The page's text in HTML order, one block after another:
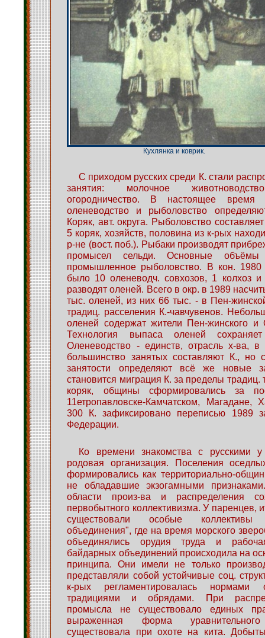
Кухлянка и коврик.
С приходом русских среди К. стали
занятия: молочное
огородничество. В настоящее время
оленеводство и рыболовство
Коряк, авт. округа. Рыболовство
5 коряк, хозяйств, половина из к-рых
р-не (вост. поб.). Рыбаки производят
промысел сельди. Основные
промышленное рыболовство. В кон. 1980
было 10 оленеводч. совхозов, 1 колхоз и
разводят оленей. Всего в окр. в 1989
тыс. оленей, из них 66 тыс. - в Пен-
традиц. расселения К.-чавчувенов.
оленей содержат жители Пен-жинского и
Технология выпаса оленей
Оленеводство - единств, отрасль х-ва, в
большинство занятых составляют К., но
занятости определяют всё же новые
становится миграция К. за пределы традиц.
коряк, общины сформировались за
11етропавловске-Камчатском, Магадане,
300 К. зафиксировано переписью 1989
Федерации.
Ко времени знакомства с русскими у
родовая организация. Поселения
формировались как территориально-
не обладавшие экзогамными
области произ-ва и распределения
первобытного коллективизма. У паренцев,
существовали особые
объединения", где на время морского
объединялись орудия труда и
байдарных объединений происходила на
принципа. Они имели не только
представляли собой устойчивые соц.
к-рых регламентировалась нормами
традициями и обрядами. При
промысла не существовало единых
выраженная форма уравнительного
существовала при охоте на кита.